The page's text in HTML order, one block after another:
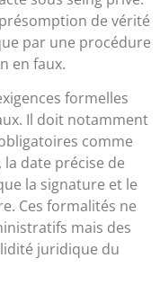
de vérité
par une procédure
en faux.
formelles
Il doit notamment
comme
date précise de
la signature et le
Ces formalités ne
mais des
juridique du